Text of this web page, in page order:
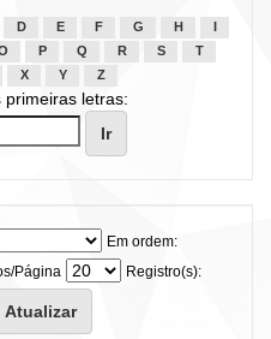
D E F G H
P Q R S
T
X Y Z
letras:
Em ordem:
Página
Registro(s):